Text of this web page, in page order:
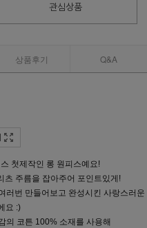
관심상품
상품후기 Q&A
첫제작인 롱 원피스예요!
츠 주름을 잡아주어 포인트있게!
러번 만들어보고 완성시킨 사랑스러운
요 :)
의 코튼 100% 소재를 사용해